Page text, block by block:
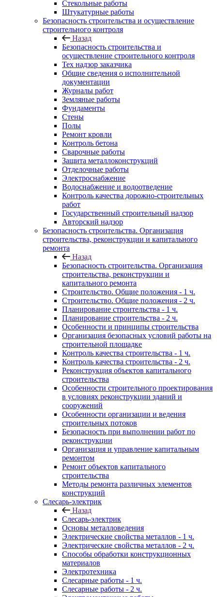
Стекольные работы
Штукатурные работы
Безопасность строительства и осуществление
строительного контроля
Назад
Безопасность строительства и
осуществление строительного контроля
Тех надзор заказчика
Общие сведения о исполнительной
документации
Журналы работ
Земляные работы
Фундаменты
Стены
Полы
Ремонт кровли
Контроль бетона
Сварочные работы
Защита металлоконструкций
Отделочные работы
Электроснабжение
Водоснабжение и водоотведение
Контроль качества дорожно-строительных
работ
Государственный строительный надзор
Авторский надзор
Безопасность строительства. Организация
строительства, реконструкции и капитального
ремонта
Назад
Безопасность строительства. Организация
строительства, реконструкции и
капитального ремонта
Строительство. Общие положения - 1 ч.
Строительство. Общие положения - 2 ч.
Планирование строительства - 1 ч.
Планирование строительства - 2 ч.
Особенности и принципы строительства
Организация безопасных условий работы на
строительной площадке
Контроль качества строительства - 1 ч.
Контроль качества строительства - 2 ч.
Реконструкция объектов капитального
строительства
Особенности строительного проектирования
в условиях реконструкции зданий и
сооружений
Особенности организации и ведения
строительных потоков
Безопасность при выполнении работ по
реконструкции
Организация и управление капитальным
ремонтом
Ремонт объектов капитального
строительства
Методы ремонта различных элементов
конструкций
Слесарь-электрик
Назад
Слесарь-электрик
Основы металловедения
Электрические свойства металлов - 1 ч.
Электрические свойства металлов - 2 ч.
Способы обработки конструкционных
материалов
Электротехника
Слесарные работы - 1 ч.
Слесарные работы - 2 ч.